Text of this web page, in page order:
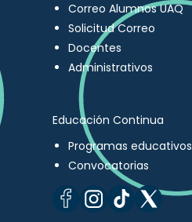
Correo Alumnos UAQ
Solicitud Correo
Docentes
Administrativos
Educación Continua
Programas educativos
Convocatorias